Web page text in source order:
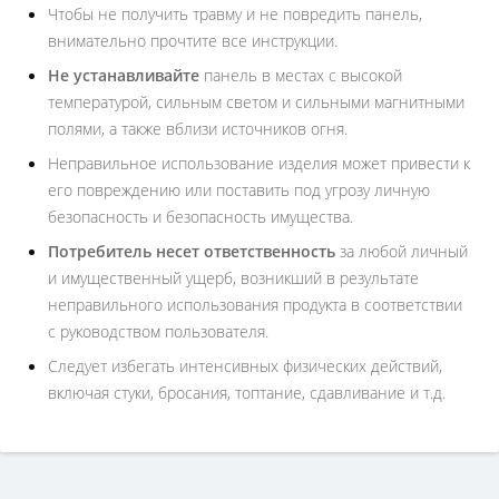
Чтобы не получить травму и не повредить панель,
внимательно прочтите все инструкции.
Не устанавливайте панель в местах с высокой
температурой, сильным светом и сильными магнитными
полями, а также вблизи источников огня.
Неправильное использование изделия может привести к
его повреждению или поставить под угрозу личную
безопасность и безопасность имущества.
Потребитель несет ответственность за любой личный
и имущественный ущерб, возникший в результате
неправильного использования продукта в соответствии
с руководством пользователя.
Следует избегать интенсивных физических действий,
включая стуки, бросания, топтание, сдавливание и т.д.